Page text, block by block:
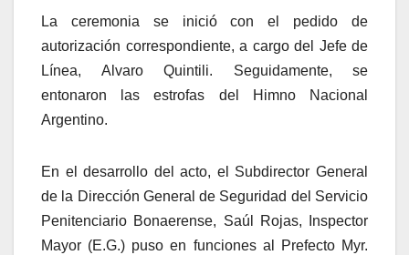
La ceremonia se inició con el pedido de
autorización correspondiente, a cargo del Jefe de
Línea, Alvaro Quintili. Seguidamente, se
entonaron las estrofas del Himno Nacional
Argentino.
En el desarrollo del acto, el Subdirector General
de la Dirección General de Seguridad del Servicio
Penitenciario Bonaerense, Saúl Rojas, Inspector
Mayor (E.G.) puso en funciones al Prefecto Myr.